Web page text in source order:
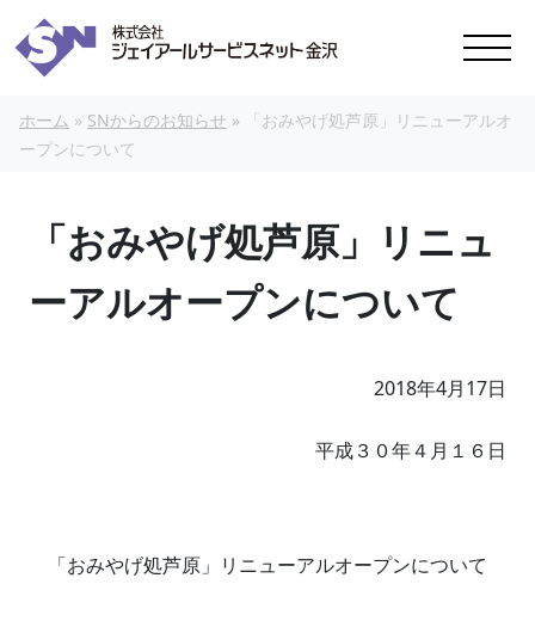
本文へスキップ
ホーム » SNからのお知らせ »
「おみやげ処芦原」リニューアルオ
ープンについて
「おみやげ処芦原」リニュ
ーアルオープンについて
2018年4月17日
平成３０年４月１６日
「おみやげ処芦原」リニューアルオープンについて